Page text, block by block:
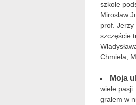
szkole
Mirosław
prof. Jerzy
szczęście
Chmiela,
Moja
wiele
grałem w